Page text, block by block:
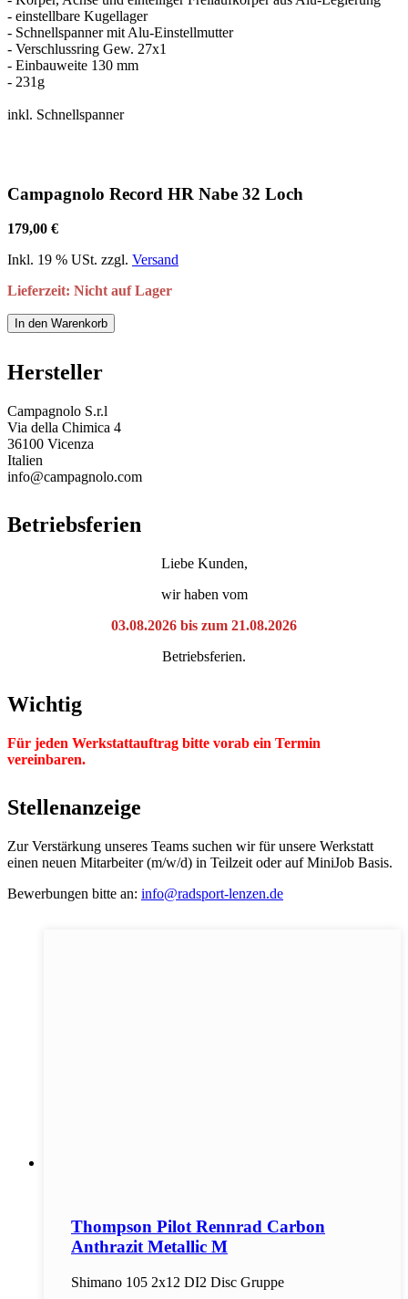
- einstellbare Kugellager
- Schnellspanner mit Alu-Einstellmutter
- Verschlussring Gew. 27x1
- Einbauweite 130 mm
- 231g
inkl. Schnellspanner
Campagnolo Record HR Nabe 32 Loch
179,00 €
Inkl. 19 % USt. zzgl. Versand
Lieferzeit: Nicht auf Lager
In den Warenkorb
Hersteller
Campagnolo S.r.l
Via della Chimica 4
36100 Vicenza
Italien
info@campagnolo.com
Betriebsferien
Liebe Kunden,
wir haben vom
03.08.2026 bis zum 21.08.2026
Betriebsferien.
Wichtig
Für jeden Werkstattauftrag bitte vorab ein Termin
vereinbaren.
Stellenanzeige
Zur Verstärkung unseres Teams suchen wir für unsere Werkstatt
einen neuen Mitarbeiter (m/w/d) in Teilzeit oder auf MiniJob Basis.
Bewerbungen bitte an: info@radsport-lenzen.de
Thompson Pilot Rennrad Carbon
Anthrazit Metallic M
Shimano 105 2x12 DI2 Disc Gruppe